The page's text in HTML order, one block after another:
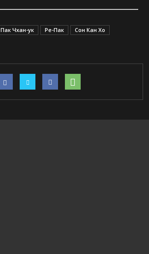
Пак Чхан-ук Ре-Пак
Сон Кан Хо